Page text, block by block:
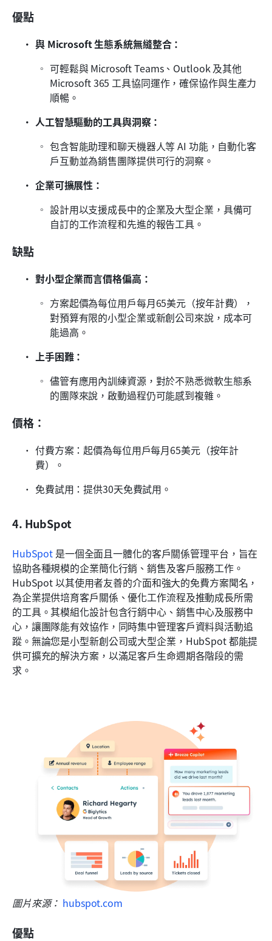
優點
與 Microsoft 生態系統無縫整合：
可輕鬆與 Microsoft Teams、Outlook 及其他
Microsoft 365 工具協同運作，確保協作與生產力
順暢。
人工智慧驅動的工具與洞察：
包含智能助理和聊天機器人等 AI 功能，自動化客
戶互動並為銷售團隊提供可行的洞察。
企業可擴展性：
設計用以支援成長中的企業及大型企業，具備可
自訂的工作流程和先進的報告工具。
缺點
對小型企業而言價格偏高：
方案起價為每位用戶每月65美元（按年計費），
對預算有限的小型企業或新創公司來說，成本可
能過高。
上手困難：
儘管有應用內訓練資源，對於不熟悉微軟生態系
的團隊來說，啟動過程仍可能感到複雜。
價格：
付費方案：起價為每位用戶每月65美元（按年計
費）。
免費試用：提供30天免費試用。
4. HubSpot
HubSpot 是一個全面且一體化的客戶關係管理平台，旨在
協助各種規模的企業簡化行銷、銷售及客戶服務工作。
HubSpot 以其使用者友善的介面和強大的免費方案聞名，
為企業提供培育客戶關係、優化工作流程及推動成長所需
的工具。其模組化設計包含行銷中心、銷售中心及服務中
心，讓團隊能有效協作，同時集中管理客戶資料與活動追
蹤。無論您是小型新創公司或大型企業，HubSpot 都能提
供可擴充的解決方案，以滿足客戶生命週期各階段的需
求。
圖片來源： hubspot.com
優點